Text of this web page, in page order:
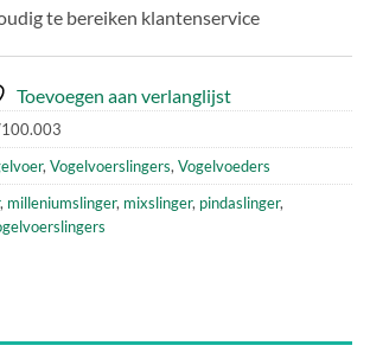
te bereiken klantenservice
Toevoegen aan verlanglijst
, Vogelvoerslingers, Vogelvoeders
, milleniumslinger, mixslinger, pindaslinger,